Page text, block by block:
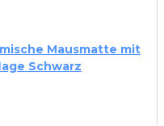
Mausmatte mit
Schwarz